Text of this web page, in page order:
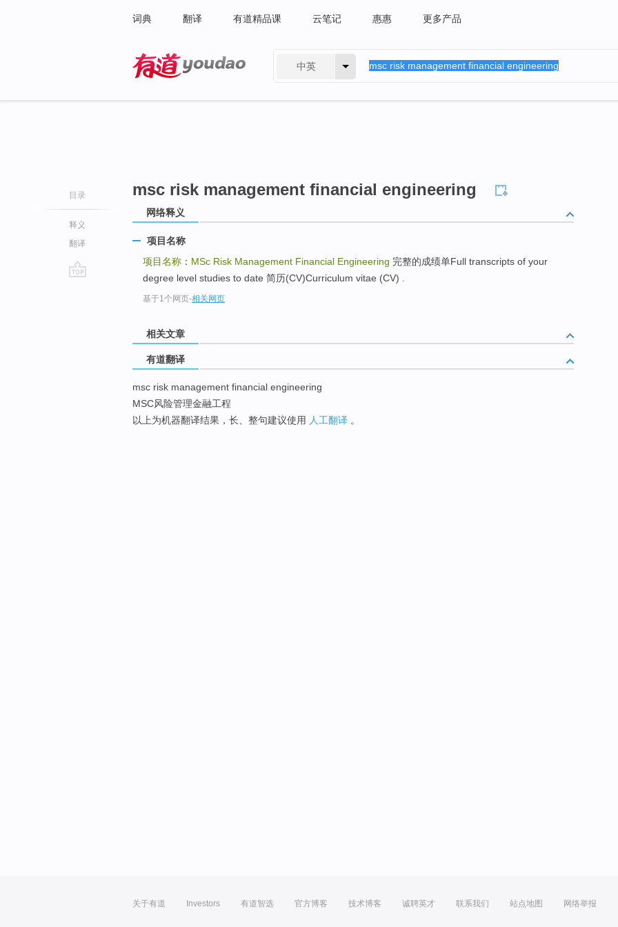
词典 翻译 有道精品课 云笔记 惠惠 更多产品
中英
目录
释义
翻译
msc risk management financial engineering
网络释义
项目名称
项目名称 ： MSc Risk Management Financial Engineering 完整的成绩单Full transcripts of your
degree level studies to date 简历(CV)Curriculum vitae (CV) .
基于1个网页-相关网页
相关文章
有道翻译
msc risk management financial engineering
MSC风险管理金融工程
以上为机器翻译结果，长、整句建议使用 人工翻译 。
关于有道 Investors 有道智选 官方博客 技术博客 诚聘英才 联系我们 站点地图 网络举报